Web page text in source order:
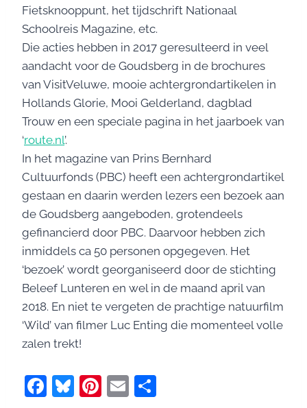
Fietsknooppunt, het tijdschrift Nationaal
Schoolreis Magazine, etc.
Die acties hebben in 2017 geresulteerd in veel
aandacht voor de Goudsberg in de brochures
van VisitVeluwe, mooie achtergrondartikelen in
Hollands Glorie, Mooi Gelderland, dagblad
Trouw en een speciale pagina in het jaarboek van
‘route.nl’.
In het magazine van Prins Bernhard
Cultuurfonds (PBC) heeft een achtergrondartikel
gestaan en daarin werden lezers een bezoek aan
de Goudsberg aangeboden, grotendeels
gefinancierd door PBC. Daarvoor hebben zich
inmiddels ca 50 personen opgegeven. Het
‘bezoek’ wordt georganiseerd door de stichting
Beleef Lunteren en wel in de maand april van
2018. En niet te vergeten de prachtige natuurfilm
‘Wild’ van filmer Luc Enting die momenteel volle
zalen trekt!
F
Bl Pi E